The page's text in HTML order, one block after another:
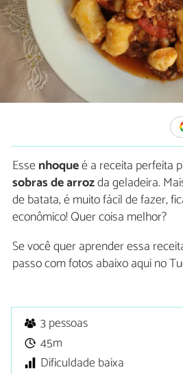
Essenhoqueé a receita perfeita
sobras de arrozda geladeira.
de batata, é muito fácil de fazer,
econômico! Quer coisa melhor?
Se você quer aprender essa
passo com fotos abaixo aqui no
3 pessoas
45m
Dificuldade baixa